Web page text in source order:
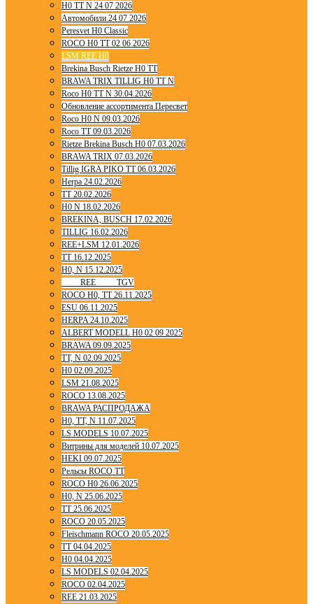
H0 TT N 24 07 2026
Автомобили 24 07 2026
Peresvet H0 Classic
ROCO H0 TT 02 06 2026
LSM REE H0
Brekina Busch Rietze H0 TT
BRAWA TRIX TILLIG H0 TT N
Roco H0 TT N 30.04.2026
Обновление ассортимента Пересвет
Roco H0 N 09.03.2026
Roco TT 09.03.2026
Rietze Brekina Busch H0 07.03.2026
BRAWA TRIX 07.03.2026
Tillig IGRA PIKO TT 06.03.2026
Herpa 24.02.2026
TT 20.02.2026
H0 N 18.02.2026
BREKINA, BUSCH 17.02.2026
TILLIG 16.02.2026
REE+LSM 12.01.2026
TT 16.12.2025
H0, N 15.12.2025
____ REE ____ TGV
ROCO H0, TT 26.11.2025
ESU 06.11.2025
HERPA 24.10.2025
ALBERT MODELL H0 02 09 2025
BRAWA 09.09.2025
TT, N 02.09.2025
H0 02.09.2025
LSM 21.08.2025
ROCO 13.08.2025
BRAWA РАСПРОДАЖА
H0, TT, N 11.07.2025
LS MODELS 10.07.2025
Витрины для моделей 10.07.2025
HEKI 09.07.2025
Рельсы ROCO TT
ROCO H0 26.06.2025
H0, N 25.06.2025
TT 25.06.2025
ROCO 20.05.2025
Fleischmann ROCO 20.05.2025
TT 04.04.2025
H0 04.04.2025
LS MODELS 02.04.2025
ROCO 02.04.2025
REE 21.03.2025